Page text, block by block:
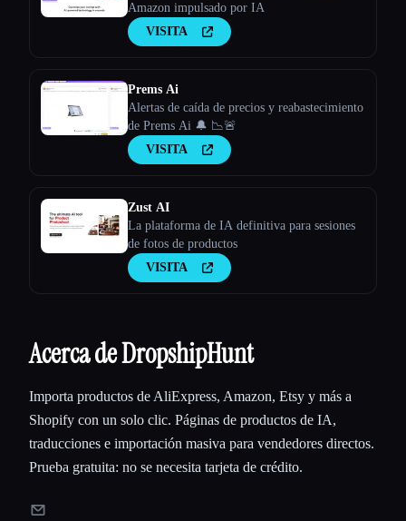
Amazon impulsado por IA
VISITA
Prems Ai
Alertas de caída de precios y reabastecimiento
de Prems Ai 🔔 📉🚨
VISITA
Zust AI
La plataforma de IA definitiva para sesiones
de fotos de productos
VISITA
Acerca de DropshipHunt
Importa productos de AliExpress, Amazon, Etsy y más a
Shopify con un solo clic. Páginas de productos de IA,
traducciones e importación masiva para vendedores directos.
Prueba gratuita: no se necesita tarjeta de crédito.